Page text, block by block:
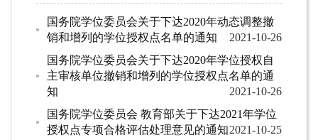
国务院学位委员会关于下达2020年动态调整撤
销和增列的学位授权点名单的通知
2021-10-26
国务院学位委员会关于下达2020年学位授权自
主审核单位撤销和增列的学位授权点名单的通
知
2021-10-26
国务院学位委员会 教育部关于下达2021年学位
授权点专项合格评估处理意见的通知2021-10-25